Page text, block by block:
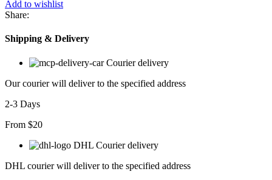
Add to wishlist
Share:
Shipping & Delivery
Courier delivery
Our courier will deliver to the specified address
2-3 Days
From $20
DHL Courier delivery
DHL courier will deliver to the specified address